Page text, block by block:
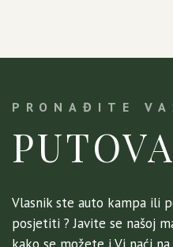
PRONAĐITE
Vlasnik ste auto kampa ili
posjetiti ? Javite se našoj